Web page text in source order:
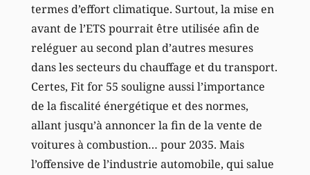
termes d’effort climatique. Surtout, la mise en
avant de l’ETS pourrait être utilisée afin de
reléguer au second plan d’autres mesures
dans les secteurs du chauffage et du transport.
Certes, Fit for 55 souligne aussi l’importance
de la fiscalité énergétique et des normes,
allant jusqu’à annoncer la fin de la vente de
voitures à combustion… pour 2035. Mais
l’offensive de l’industrie automobile, qui salue